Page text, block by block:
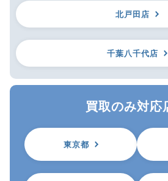
北戸田店
千葉八千代店
買取のみ対応
東京都